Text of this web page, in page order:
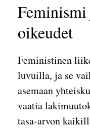
oikeudet
Feministinen
luvuilla, ja se
asemaan
vaatia
tasa-arvon